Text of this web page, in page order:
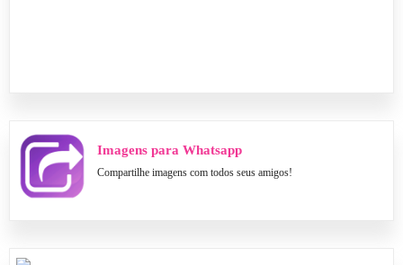
Imagens para Whatsapp
Compartilhe imagens com todos seus amigos!